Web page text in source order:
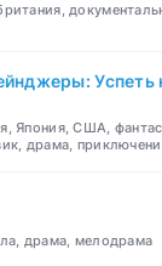
Успеть
Япония, США,
драма,
драма, мелодрама